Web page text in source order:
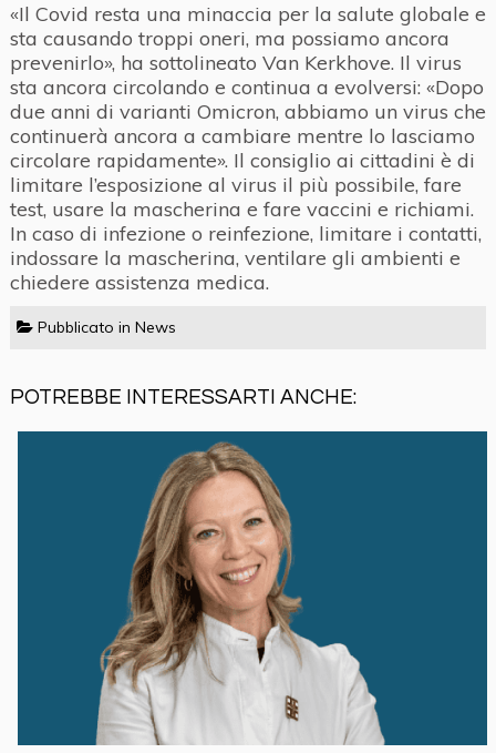
«Il Covid resta una minaccia per la salute globale e
sta causando troppi oneri, ma possiamo ancora
prevenirlo», ha sottolineato Van Kerkhove. Il virus
sta ancora circolando e continua a evolversi: «Dopo
due anni di varianti Omicron, abbiamo un virus che
continuerà ancora a cambiare mentre lo lasciamo
circolare rapidamente». Il consiglio ai cittadini è di
limitare l’esposizione al virus il più possibile, fare
test, usare la mascherina e fare vaccini e richiami.
In caso di infezione o reinfezione, limitare i contatti,
indossare la mascherina, ventilare gli ambienti e
chiedere assistenza medica.
Pubblicato in News
POTREBBE INTERESSARTI ANCHE: